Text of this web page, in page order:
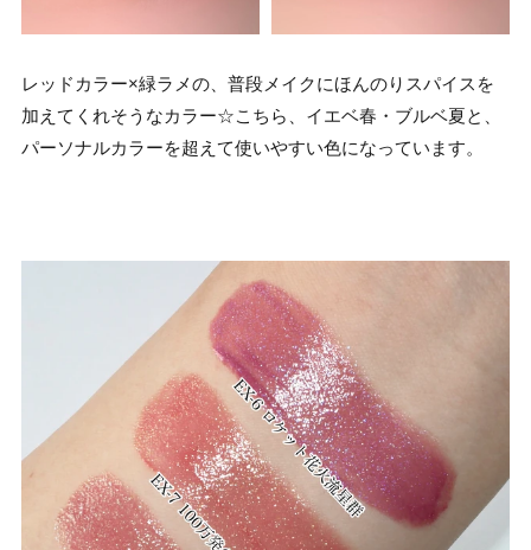
レッドカラー×緑ラメの、普段メイクにほんのりスパイスを
加えてくれそうなカラー☆こちら、イエベ春・ブルベ夏と、
パーソナルカラーを超えて使いやすい色になっています。